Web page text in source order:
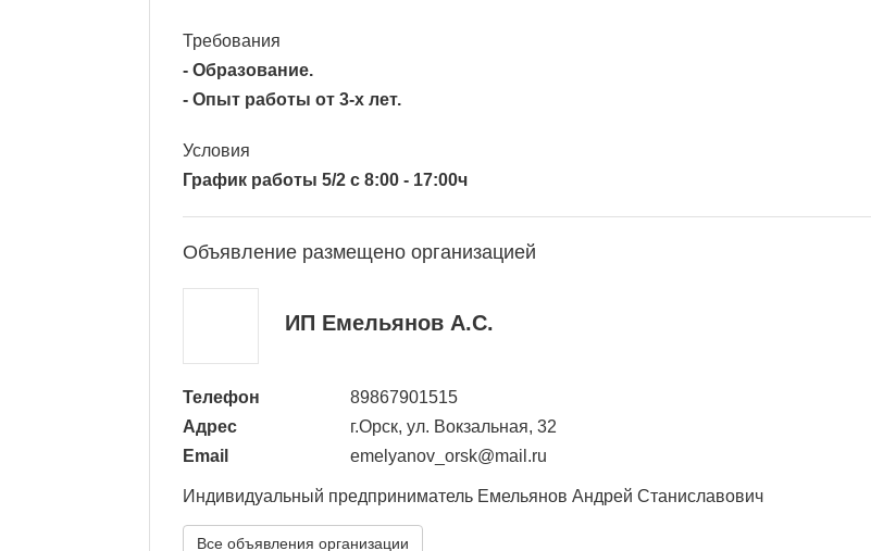
Требования
- Образование.
- Опыт работы от 3-х лет.
Условия
График работы 5/2 с 8:00 - 17:00ч
Объявление размещено организацией
ИП Емельянов А.С.
Телефон
89867901515
Адрес
г.Орск, ул. Вокзальная, 32
Email
emelyanov_orsk@mail.ru
Индивидуальный предприниматель Емельянов Андрей Станиславович
Все объявления организации